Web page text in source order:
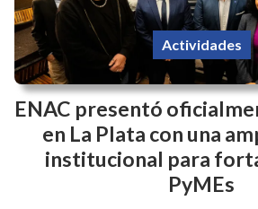
ENAC presentó
en La Plata con una
institucional para
PyMEs
Actividades